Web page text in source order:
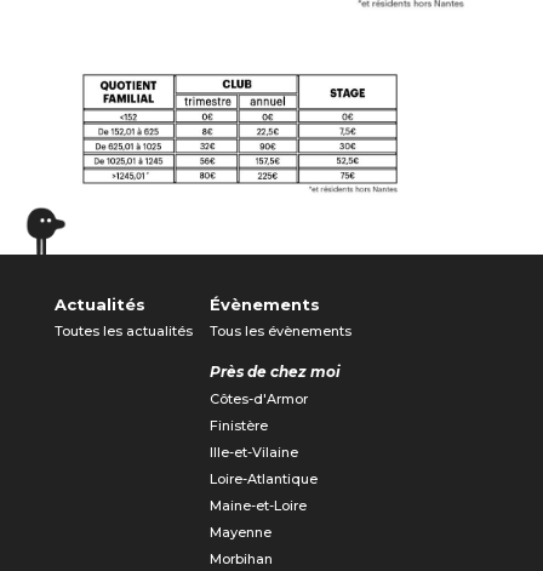
Actualités
Toutes les actualités
Évènements
Tous les évènements
Près de chez moi
Côtes-d'Armor
Finistère
Ille-et-Vilaine
Loire-Atlantique
Maine-et-Loire
Mayenne
Morbihan